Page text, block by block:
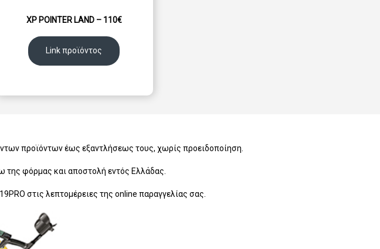
XP POINTER LAND – 110€
Link προϊόντος
προϊόντων έως εξαντλήσεως τους, χωρίς προειδοποίηση.
φόρμας και αποστολή εντός Ελλάδας.
στις λεπτομέρειες της online παραγγελίας σας.